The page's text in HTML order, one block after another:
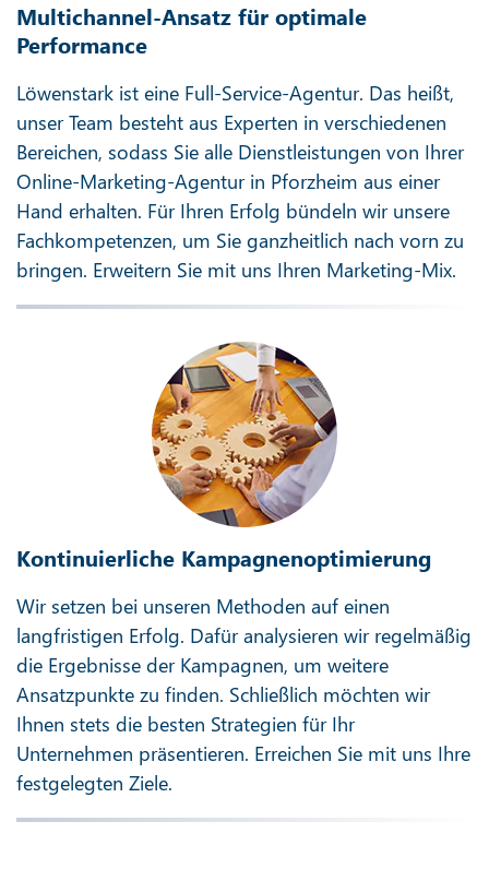
Multichannel-Ansatz für optimale
Performance
Löwenstark ist eine Full-Service-Agentur. Das heißt,
unser Team besteht aus Experten in verschiedenen
Bereichen, sodass Sie alle Dienstleistungen von Ihrer
Online-Marketing-Agentur in Pforzheim aus einer
Hand erhalten. Für Ihren Erfolg bündeln wir unsere
Fachkompetenzen, um Sie ganzheitlich nach vorn zu
bringen. Erweitern Sie mit uns Ihren Marketing-Mix.
Kontinuierliche Kampagnenoptimierung
Wir setzen bei unseren Methoden auf einen
langfristigen Erfolg. Dafür analysieren wir regelmäßig
die Ergebnisse der Kampagnen, um weitere
Ansatzpunkte zu finden. Schließlich möchten wir
Ihnen stets die besten Strategien für Ihr
Unternehmen präsentieren. Erreichen Sie mit uns Ihre
festgelegten Ziele.